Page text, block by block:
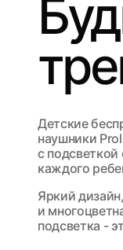
Детские
наушники
с
каждого
Яркий
и
подсветка -